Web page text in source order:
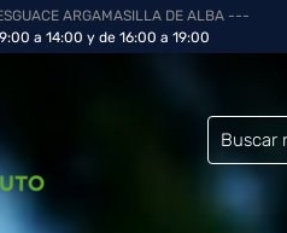
ARGAMASILLA DE ALBA ---
9:00 a 14:00 y de 16:00 a 19:00